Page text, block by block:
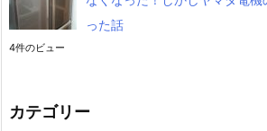
った話
4件のビュー
カテゴリー